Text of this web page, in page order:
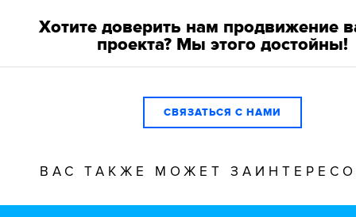
Хотите доверить нам продвижение
проекта? Мы этого достойны!
СВЯЗАТЬСЯ С НАМИ
ВАС ТАКЖЕ МОЖЕТ